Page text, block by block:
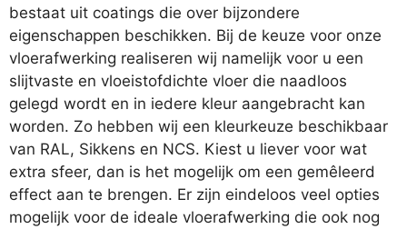
bestaat uit coatings die over bijzondere
eigenschappen beschikken. Bij de keuze voor onze
vloerafwerking realiseren wij namelijk voor u een
slijtvaste en vloeistofdichte vloer die naadloos
gelegd wordt en in iedere kleur aangebracht kan
worden. Zo hebben wij een kleurkeuze beschikbaar
van RAL, Sikkens en NCS. Kiest u liever voor wat
extra sfeer, dan is het mogelijk om een gemêleerd
effect aan te brengen. Er zijn eindeloos veel opties
mogelijk voor de ideale vloerafwerking die ook nog